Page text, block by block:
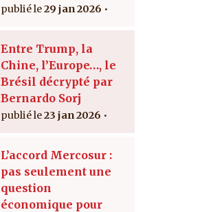
29 jan 2026
Entre Trump, la
Chine, l’Europe…, le
Brésil décrypté par
Bernardo Sorj
23 jan 2026
L’accord Mercosur :
pas seulement une
question
économique pour